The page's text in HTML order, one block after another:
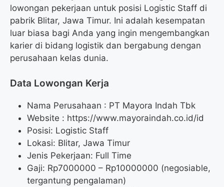
lowongan pekerjaan untuk posisi Logistic Staff di
pabrik Blitar, Jawa Timur. Ini adalah kesempatan
luar biasa bagi Anda yang ingin mengembangkan
karier di bidang logistik dan bergabung dengan
perusahaan kelas dunia.
Data Lowongan Kerja
Nama Perusahaan : PT Mayora Indah Tbk
Website : https://www.mayoraindah.co.id/id
Posisi: Logistic Staff
Lokasi: Blitar, Jawa Timur
Jenis Pekerjaan: Full Time
Gaji: Rp7000000 – Rp10000000 (negosiable,
tergantung pengalaman)